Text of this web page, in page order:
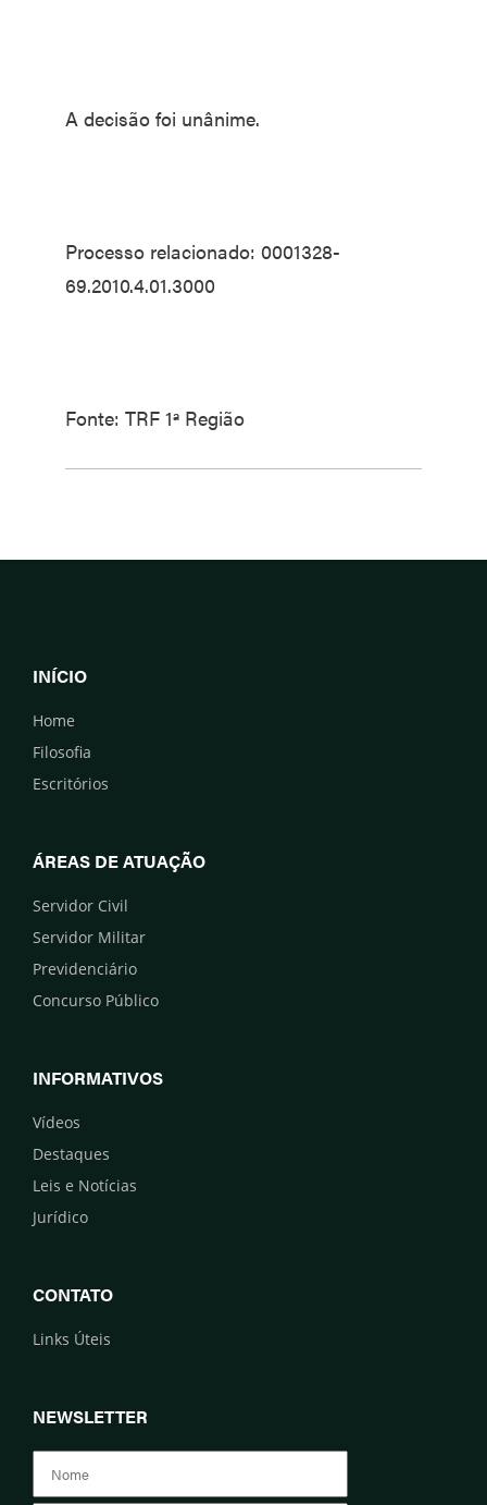
A decisão foi unânime.
Processo relacionado: 0001328-
69.2010.4.01.3000
Fonte: TRF 1ª Região
INÍCIO
Home
Filosofia
Escritórios
ÁREAS DE ATUAÇÃO
Servidor Civil
Servidor Militar
Previdenciário
Concurso Público
INFORMATIVOS
Vídeos
Destaques
Leis e Notícias
Jurídico
CONTATO
Links Úteis
NEWSLETTER